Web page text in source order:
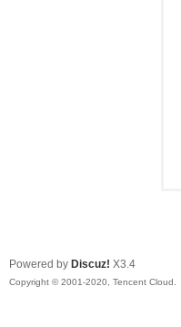
Powered by Discuz! X3.4
Copyright © 2001-2020, Tencent Cloud.